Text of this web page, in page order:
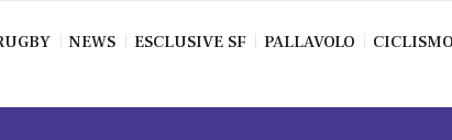
NEWS ESCLUSIVE SF PALLAVOLO CICLISMO